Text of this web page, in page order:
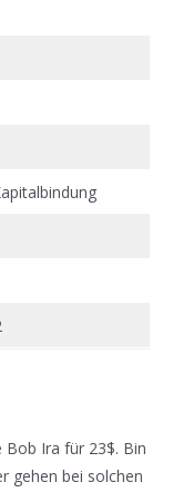
Ira für 23$. Bin
gehen bei solchen